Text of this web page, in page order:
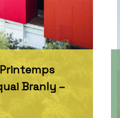
Branly –